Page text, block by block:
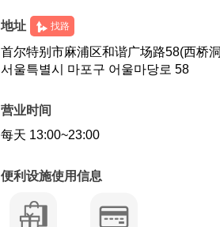
地址 找路
首尔特别市麻浦区和谐广场路58(西桥
서울특별시 마포구 어울마당로 58
营业时间
每天 13:00~23:00
便利设施使用信息